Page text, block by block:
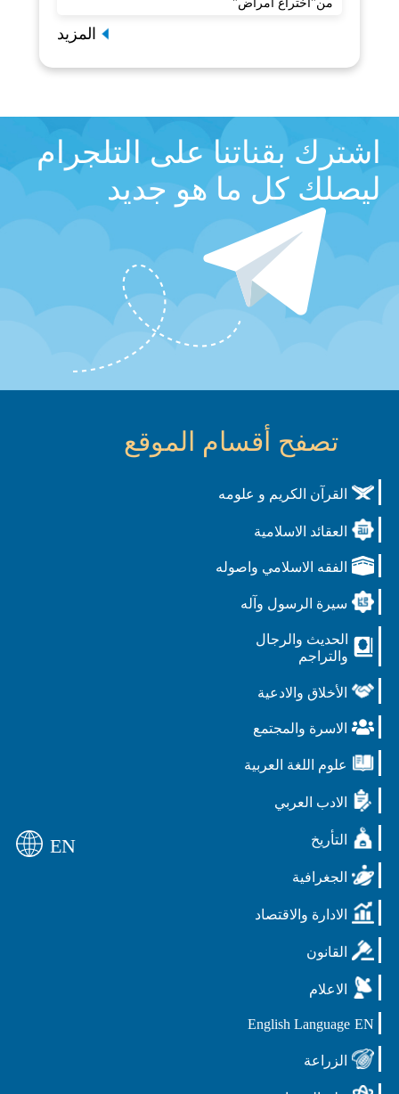
من"اختراع أمراض"
المزيد
اشترك بقناتنا على التلجرام
ليصلك كل ما هو جديد
تصفح أقسام الموقع
القرآن الكريم و علومه
العقائد الاسلامية
الفقه الاسلامي واصوله
سيرة الرسول وآله
الحديث والرجال
والتراجم
الأخلاق والادعية
الاسرة والمجتمع
علوم اللغة العربية
الادب العربي
التأريخ
الجغرافية
الادارة والاقتصاد
القانون
الاعلام
EN
English Language
الزراعة
EN